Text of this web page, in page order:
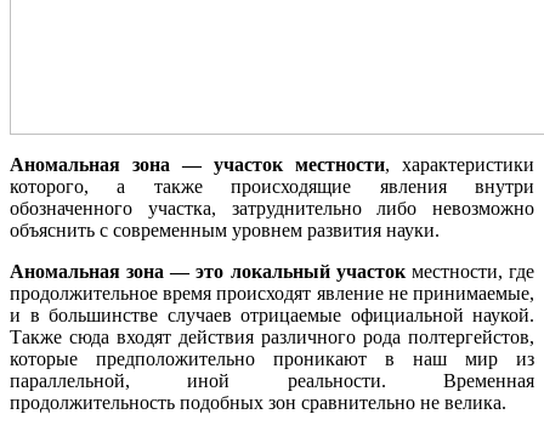
Аномальная зона — участок местности, характеристики
которого, а также происходящие явления внутри
обозначенного участка, затруднительно либо невозможно
объяснить с современным уровнем развития науки.
Аномальная зона — это локальный участокместности, где
продолжительное время происходят явление не принимаемые,
и в большинстве случаев отрицаемые официальной наукой.
Также сюда входят действия различного рода полтергейстов,
которые предположительно проникают в наш мир из
параллельной, иной реальности. Временная
продолжительность подобных зон сравнительно не велика.